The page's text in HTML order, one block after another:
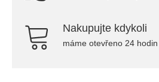
Nakupujte kdykoli
máme otevřeno 24